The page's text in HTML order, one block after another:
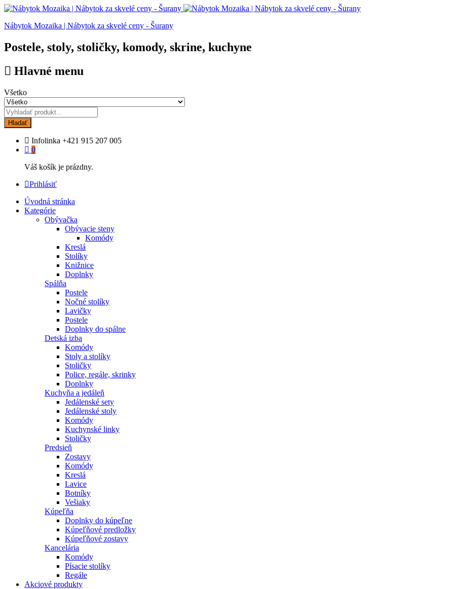
Nábytok Mozaika | Nábytok za skvelé ceny - Šurany
Postele, stoly, stoličky, komody, skrine, kuchyne
Hlavné menu
Všetko
Hladať
Infolinka +421 915 207 005
0
Váš košík je prázdny.
Prihlásiť
Úvodná stránka
Kategórie
Obývačka
Obývacie steny
Komódy
Kreslá
Stolíky
Knižnice
Doplnky
Spálňa
Postele
Nočné stolíky
Lavičky
Postele
Doplnky do spálne
Detská izba
Komódy
Stoly a stolíky
Stoličky
Police, regále, skrinky
Doplnky
Kuchyňa a jedáleň
Jedálenské sety
Jedálenské stoly
Komódy
Kuchynské linky
Stoličky
Predsieň
Zostavy
Komódy
Kreslá
Lavice
Botníky
Vešiaky
Kúpeľňa
Doplnky do kúpeľne
Kúpeľňové predložky
Kúpeľňové zostavy
Kancelária
Komódy
Písacie stolíky
Regále
Akciové produkty